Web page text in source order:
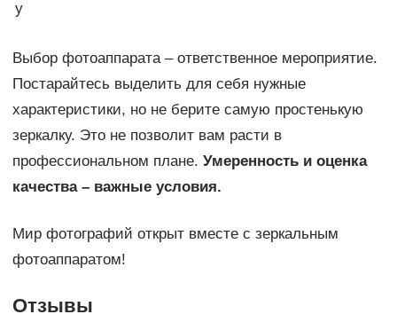
у
Выбор фотоаппарата – ответственное мероприятие.
Постарайтесь выделить для себя нужные
характеристики, но не берите самую простенькую
зеркалку. Это не позволит вам расти в
профессиональном плане. Умеренность и оценка
качества – важные условия.
Мир фотографий открыт вместе с зеркальным
фотоаппаратом!
Отзывы